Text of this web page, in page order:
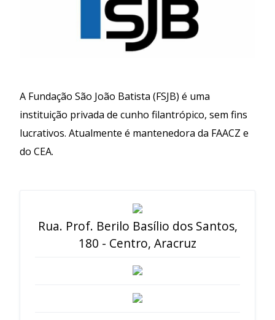
A Fundação São João Batista (FSJB) é uma
instituição privada de cunho filantrópico, sem fins
lucrativos. Atualmente é mantenedora da FAACZ e
do CEA.
Rua. Prof. Berilo Basílio dos Santos,
180 - Centro, Aracruz